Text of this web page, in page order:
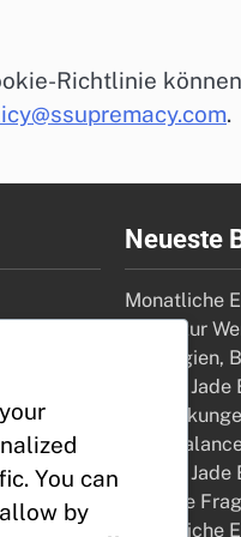
Richtlinie
.
Neueste
Monatliche
Tipps zur
Strategien,
Stellar
Stellar Jade
Häufige
Monatliche
You can
by